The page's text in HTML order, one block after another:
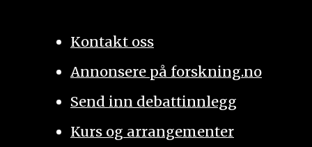
Kontakt oss
Annonsere på forskning.no
Send inn debattinnlegg
Kurs og arrangementer